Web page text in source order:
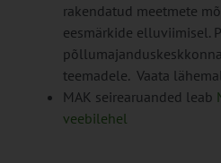
rakendatud meetmete
eesmärkide elluviimisel.
teemadele. Vaata
MAK seirearuanded leab
veebilehel